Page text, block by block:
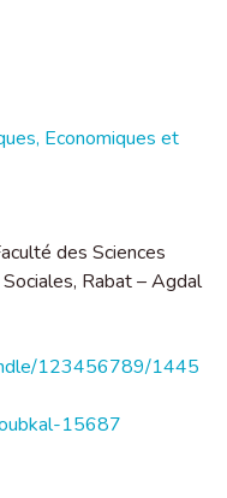
Economiques et
des Sciences
Rabat – Agdal
123456789/1445
15687